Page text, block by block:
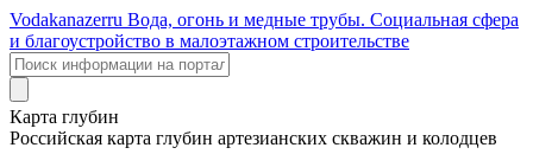
Vodakanazerru Вода, огонь и медные трубы. Социальная сфера
и благоустройство в малоэтажном строительстве
Карта глубин
Российская карта глубин артезианских скважин и колодцев